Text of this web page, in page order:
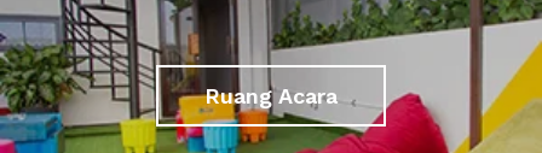
Ruang Acara